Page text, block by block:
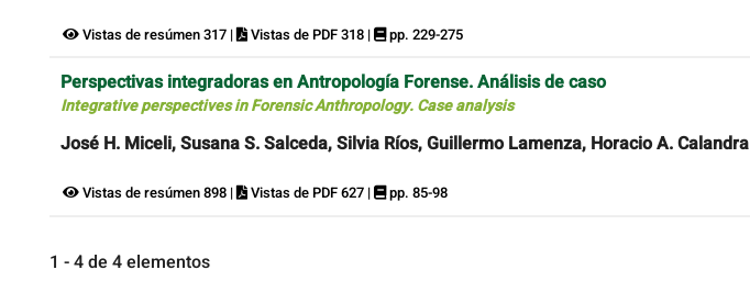
Vistas de resúmen 317 | Vistas de PDF 318 | pp. 229-275
Perspectivas integradoras en Antropología Forense. Análisis de caso
Integrative perspectives in Forensic Anthropology. Case analysis
José H. Miceli, Susana S. Salceda, Silvia Ríos, Guillermo Lamenza, Horacio A. Calandra
Vistas de resúmen 898 | Vistas de PDF 627 | pp. 85-98
1 - 4 de 4 elementos